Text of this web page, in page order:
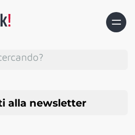
alla newsletter